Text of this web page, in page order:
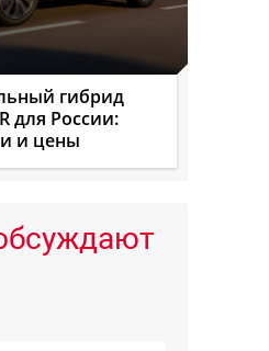
гибрид
для России:
и цены